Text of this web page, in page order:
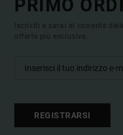
PRIMO
Iscriviti e sarai al corrente
offerte più esclusive.
REGISTRARSI